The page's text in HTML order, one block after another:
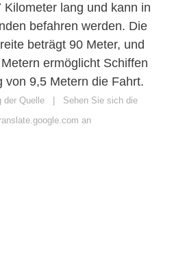
lang und kann in
befahren werden. Die
beträgt 90 Meter, und
ermöglicht Schiffen
von 9,5 Metern die Fahrt.
der Quelle
Sehen Sie sich die
an